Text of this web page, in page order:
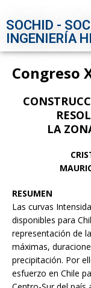
SOCHID -
INGENIERÍA
Congreso
LA
RESUMEN
Las curvas
disponibles para
representación de
máximas,
precipitación. Por
esfuerzo en Chile